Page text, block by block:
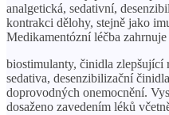
analgetická, sedativní,
kontrakci dělohy, stejně jako
Medikamentózní léčba
biostimulanty, činidla zlepšující
sedativa, desenzibilizační
doprovodných onemocnění.
dosaženo zavedením léků